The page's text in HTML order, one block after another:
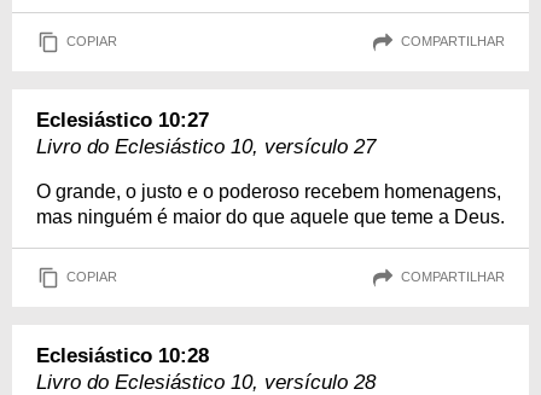
COPIAR COMPARTILHAR
Eclesiástico 10:27
Livro do Eclesiástico 10, versículo 27
O grande, o justo e o poderoso recebem homenagens,
mas ninguém é maior do que aquele que teme a Deus.
COPIAR COMPARTILHAR
Eclesiástico 10:28
Livro do Eclesiástico 10, versículo 28